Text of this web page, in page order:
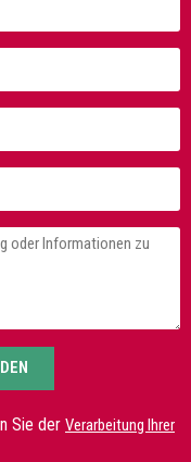
Sie der Verarbeitung Ihrer